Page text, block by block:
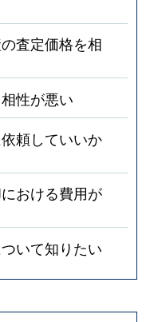
査定価格を相
性が悪い
頼していいか
おける費用が
いて知りたい